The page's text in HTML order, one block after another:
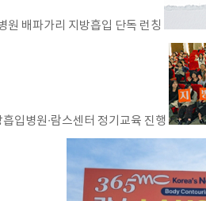
배파가리 지방흡입 단독 런칭
입병원∙람스센터 정기교육 진행